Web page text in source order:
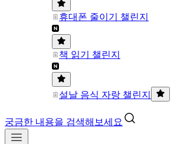
휴대폰 줄이기 챌린지
책 읽기 챌린지
설날 음식 자랑 챌린지
궁금한 내용을 검색해보세요